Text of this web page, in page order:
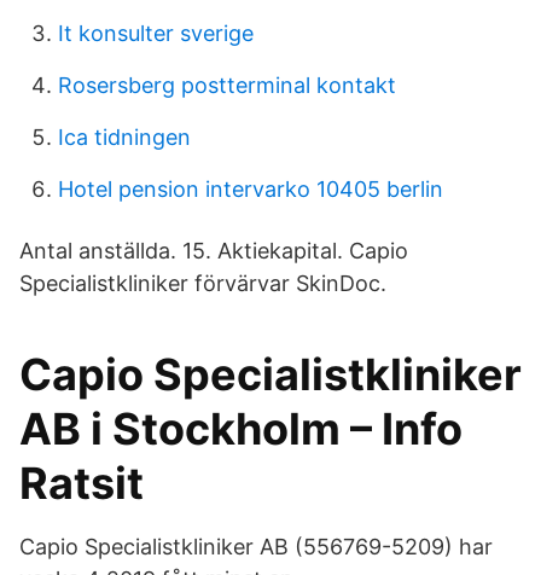
It konsulter sverige
Rosersberg postterminal kontakt
Ica tidningen
Hotel pension intervarko 10405 berlin
Antal anställda. 15. Aktiekapital. Capio
Specialistkliniker förvärvar SkinDoc.
Capio Specialistkliniker
AB i Stockholm – Info
Ratsit
Capio Specialistkliniker AB (556769-5209) har